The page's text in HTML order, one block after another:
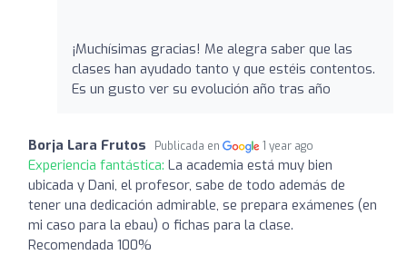
¡Muchísimas gracias! Me alegra saber que las
clases han ayudado tanto y que estéis contentos.
Es un gusto ver su evolución año tras año
Borja Lara Frutos Publicada en 1 year ago
Experiencia fantástica: La academia está muy bien
ubicada y Dani, el profesor, sabe de todo además de
tener una dedicación admirable, se prepara exámenes (en
mi caso para la ebau) o fichas para la clase.
Recomendada 100%